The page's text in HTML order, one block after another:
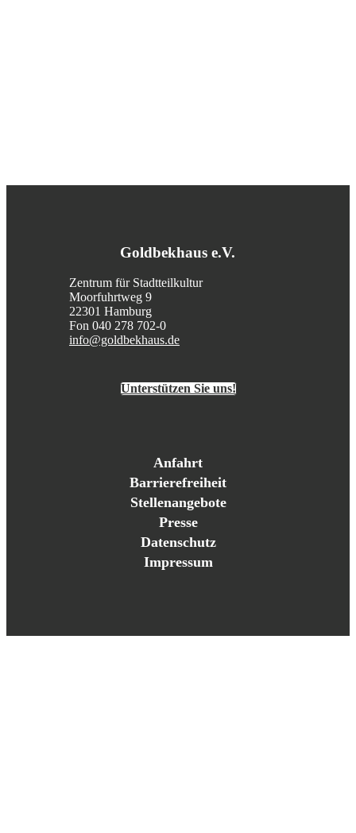
Goldbekhaus e.V.
Zentrum für Stadtteilkultur
Moorfuhrtweg 9
22301 Hamburg
Fon 040 278 702-0
info@goldbekhaus.de
Unterstützen Sie uns!
Anfahrt
Barrierefreiheit
Stellenangebote
Presse
Datenschutz
Impressum